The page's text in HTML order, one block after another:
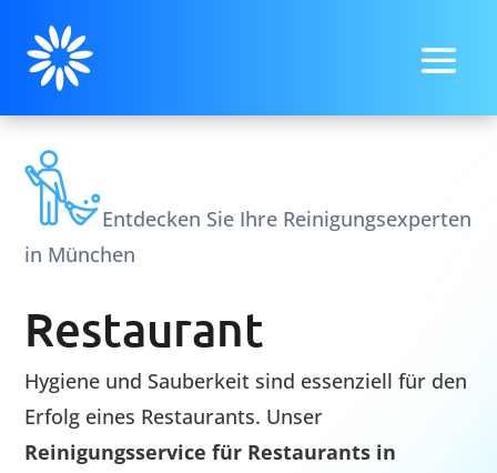
Entdecken Sie Ihre Reinigungsexperten
in München
Restaurant
Hygiene und Sauberkeit sind essenziell für den
Erfolg eines Restaurants. Unser
Reinigungsservice für Restaurants in